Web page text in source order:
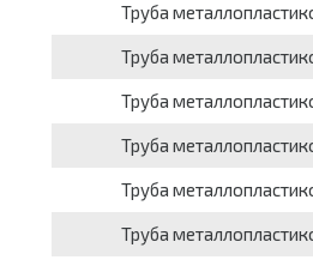
Труба
Труба
Труба
Труба
Труба
Труба